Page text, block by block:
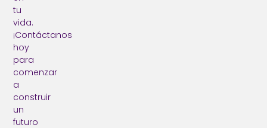
tu
vida.
¡Contáctanos
hoy
para
comenzar
a
construir
un
futuro